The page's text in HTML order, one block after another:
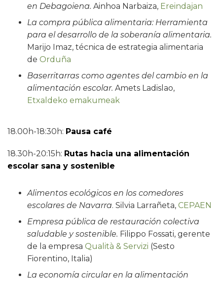
en Debagoiena. Ainhoa Narbaiza, Ereindajan
La compra pública alimentaria: Herramienta
para el desarrollo de la soberanía alimentaria.
Marijo Imaz, técnica de estrategia alimentaria
de Orduña
Baserritarras como agentes del cambio en la
alimentación escolar. Amets Ladislao,
Etxaldeko emakumeak
18.00h-18:30h: Pausa café
18.30h-20:15h: Rutas hacia una alimentación
escolar sana y sostenible
Alimentos ecológicos en los comedores
escolares de Navarra. Silvia Larrañeta, CEPAEN
Empresa pública de restauración colectiva
saludable y sostenible. Filippo Fossati, gerente
de la empresa Qualità & Servizi (Sesto
Fiorentino, Italia)
La economía circular en la alimentación